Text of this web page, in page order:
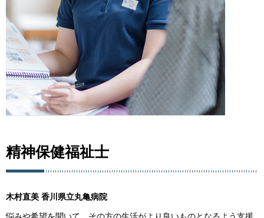
精神保健福祉士
木村直美 香川県立丸亀病院
悩みや希望を聞いて、その方の生活がより良いものとなるよう支援